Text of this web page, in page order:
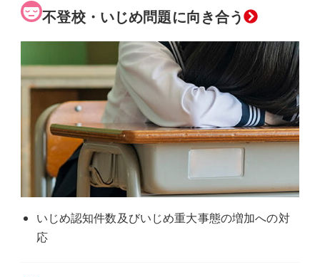
不登校・いじめ問題に向き合う
いじめ認知件数及びいじめ重大事態の増加への対
応
グ
プ
リ
ク